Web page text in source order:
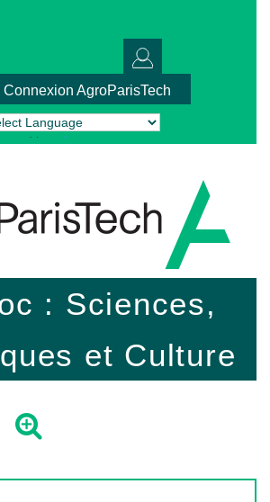
Connexion AgroParisTech
by Translate
: Sciences,
et Culture